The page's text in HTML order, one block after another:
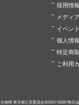
採用情報
メディ
イベン
個人情
特定商
ご利用
古物商 東京都公安委員会303321102267株式